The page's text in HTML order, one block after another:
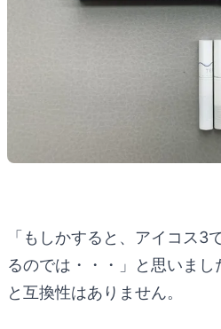
「もしかすると、アイコス3
るのでは・・・」と思いま
と互換性はありません。